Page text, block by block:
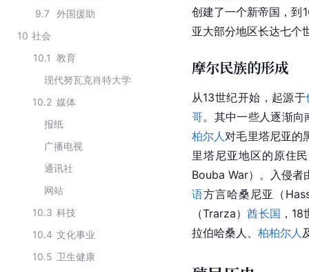
9.7
外国援助
10 社会
10.1 教育
现代努瓦克肖特大学
10.2 媒体
报纸
广播电视
通讯社
网站
10.3 科技
10.4 文化事业
10.5 卫生健康
创建了一个新帝国，到
亚大部分地区长达七个
摩尔民族的形成
从13世纪开始，起源于
哥。其中一些人逐渐向
柏尔人 对毛里塔尼亚的
里塔尼亚地区的 原住民
Bouba War）。入侵者
语方言哈桑尼亚（
（Trarza）酋长国 ，
拉伯哈桑人、 柏柏尔人